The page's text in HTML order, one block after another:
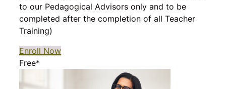
to our Pedagogical Advisors only and to be
completed after the completion of all Teacher
Training)
Enroll Now
Free*